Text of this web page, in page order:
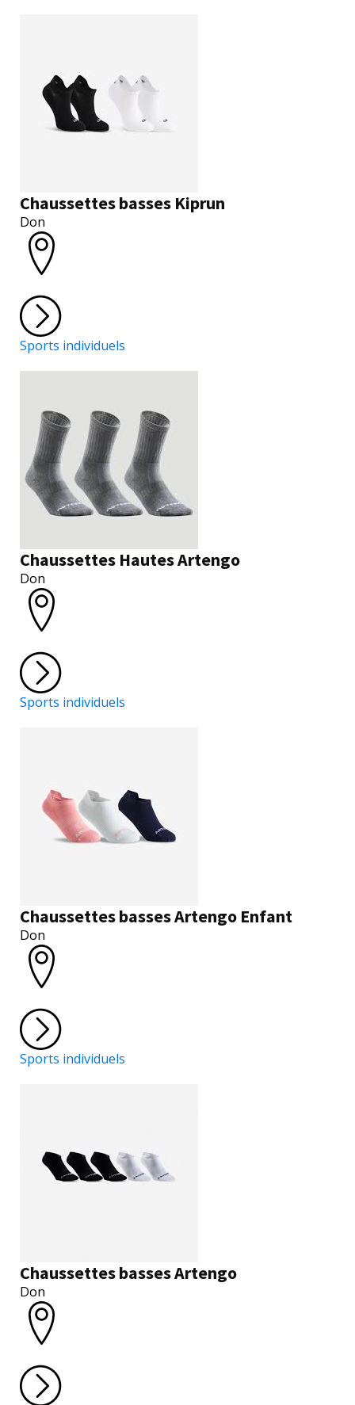
Chaussettes basses Kiprun
Don
Sports individuels
Chaussettes Hautes Artengo
Don
Sports individuels
Chaussettes basses Artengo Enfant
Don
Sports individuels
Chaussettes basses Artengo
Don